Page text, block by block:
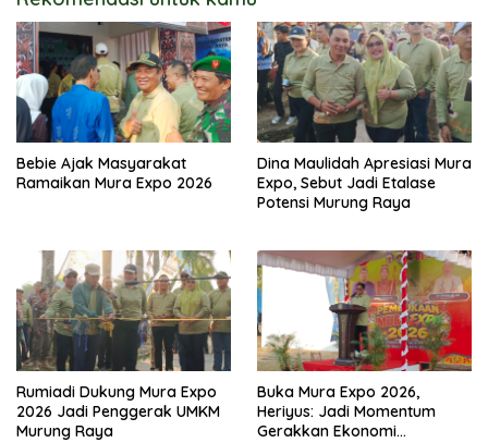
Bebie Ajak Masyarakat
Ramaikan Mura Expo 2026
Dina Maulidah Apresiasi Mura
Expo, Sebut Jadi Etalase
Potensi Murung Raya
Rumiadi Dukung Mura Expo
2026 Jadi Penggerak UMKM
Murung Raya
Buka Mura Expo 2026,
Heriyus: Jadi Momentum
Gerakkan Ekonomi